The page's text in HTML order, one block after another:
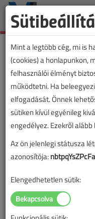
Mint a legtöbb cég, mi is
(cookies) a honlapunkon,
felhasználói élményt
működtetni. Ha
elfogadását. Önnek
sütiken kívül egyénileg
engedélyez. Ezekről
Az ön jelenlegi státusza
azonosítója:
Elengedhetetlen sütik: